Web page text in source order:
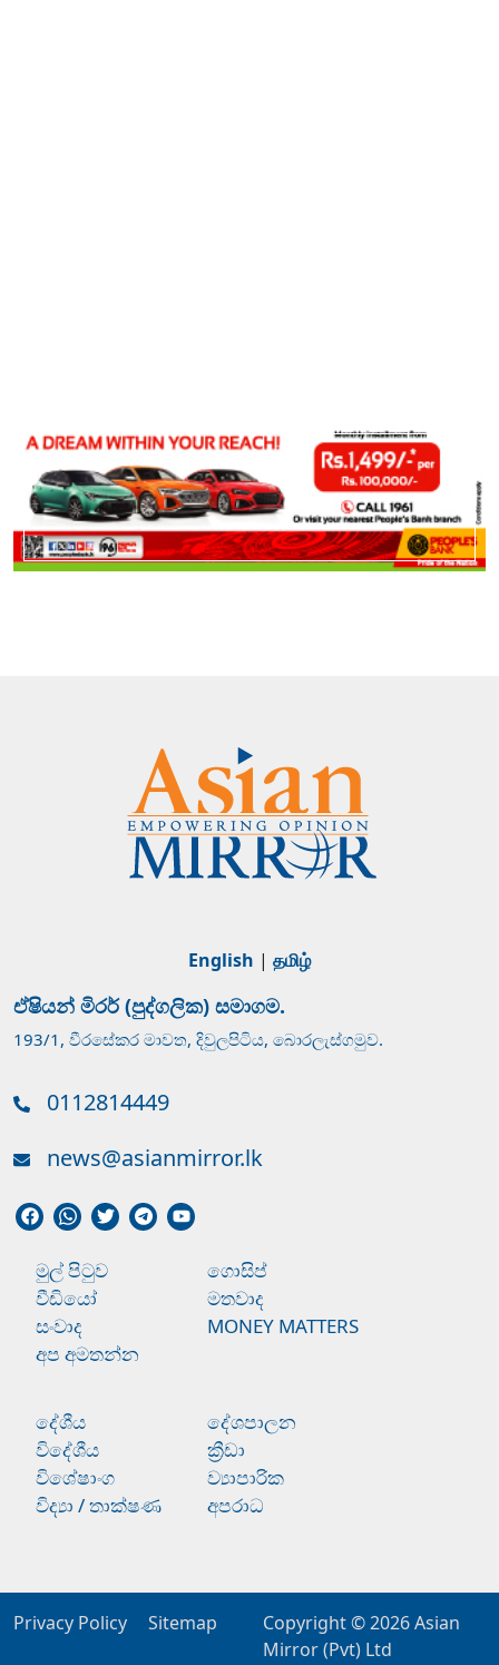
English | தமிழ்
ඒෂියන් මිරර් (පුද්ගලික) සමාගම.
193/1, වීරසේකර මාවත, දිවුලපිටිය, බොරලැස්ගමුව.
0112814449
news@asianmirror.lk
මුල් පිටුව
ගොසිප්
වීඩියෝ
මතවාද
සංවාද
MONEY MATTERS
අප අමතන්න
දේශීය
දේශපාලන
විදේශීය
ක්‍රීඩා
විශේෂාංග
ව්‍යාපාරික
විද්‍යා / තාක්ෂණ
අපරාධ
Privacy Policy Sitemap Copyright © 2026Asian
Mirror (Pvt) Ltd